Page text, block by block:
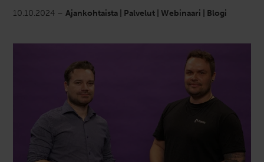
10.10.2024 –Ajankohtaista | Palvelut | Webinaari | Blogi